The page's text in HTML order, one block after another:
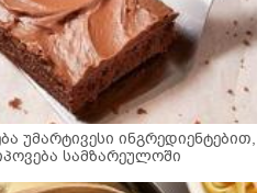
უმარტივესი ინგრედიენტებით,
სამზარეულოში